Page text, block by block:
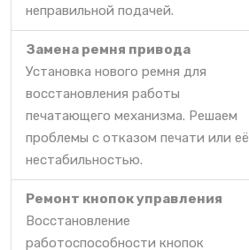
неправильной подачей.
Замена ремня привода
Установка нового ремня для
восстановления работы
печатающего механизма. Решаем
проблемы с отказом печати или её
нестабильностью.
Ремонт кнопок управления
Восстановление
работоспособности кнопок